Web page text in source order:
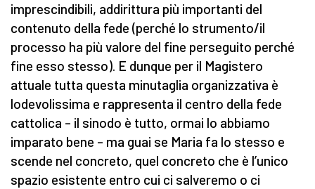
imprescindibili, addirittura più importanti del
contenuto della fede (perché lo strumento/il
processo ha più valore del fine perseguito perché
fine esso stesso). E dunque per il Magistero
attuale tutta questa minutaglia organizzativa è
lodevolissima e rappresenta il centro della fede
cattolica – il sinodo è tutto, ormai lo abbiamo
imparato bene – ma guai se Maria fa lo stesso e
scende nel concreto, quel concreto che è l’unico
spazio esistente entro cui ci salveremo o ci